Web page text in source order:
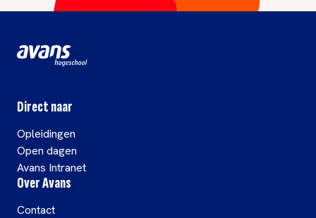
Direct naar
Opleidingen
Open dagen
Avans Intranet
Over Avans
Contact